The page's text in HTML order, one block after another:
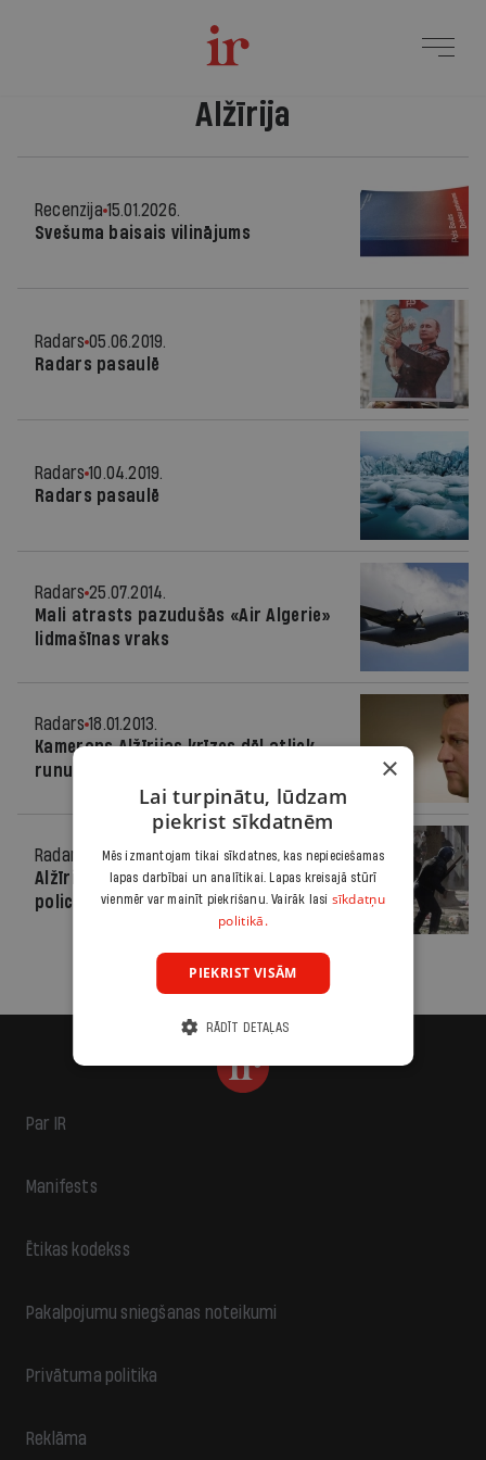
Alžīrija
Recenzija 15.01.2026.
Svešuma baisais vilinājums
Radars 05.06.2019.
Radars pasaulē
Radars 10.04.2019.
Radars pasaulē
Radars 25.07.2014.
Mali atrasts pazudušās «Air Algerie»
lidmašīnas vraks
Radars 18.01.2013.
Kamerons Alžīrijas krīzes dēļ atliek
runu par attiecībām ar ES
Radars
12.02.2011.
Alžīrijā izceļas demonstrantu un
policijas sadursmes
Par IR
Manifests
Ētikas kodekss
Pakalpojumu sniegšanas noteikumi
Privātuma politika
Reklāma
×
Lai turpinātu, lūdzam
piekrist sīkdatnēm
Mēs izmantojam tikai sīkdatnes, kas nepieciešamas
lapas darbībai un analītikai. Lapas kreisajā stūrī
vienmēr var mainīt piekrišanu. Vairāk lasi sīkdatņu
politikā.
PIEKRIST VISĀM
RĀDĪT DETAĻAS